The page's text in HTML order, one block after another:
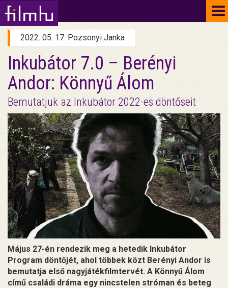
2022. 05. 17. Pozsonyi Janka
Inkubátor 7.0 – Berényi
Andor: Könnyű Álom
Bemutatjuk az Inkubátor 2022-es döntőseit
Május 27-én rendezik meg a hetedik Inkubátor
Program döntőjét, ahol többek közt Berényi Andor is
bemutatja első nagyjátékfilmtervét. A Könnyű Álom
című családi dráma egy nincstelen stróman és beteg